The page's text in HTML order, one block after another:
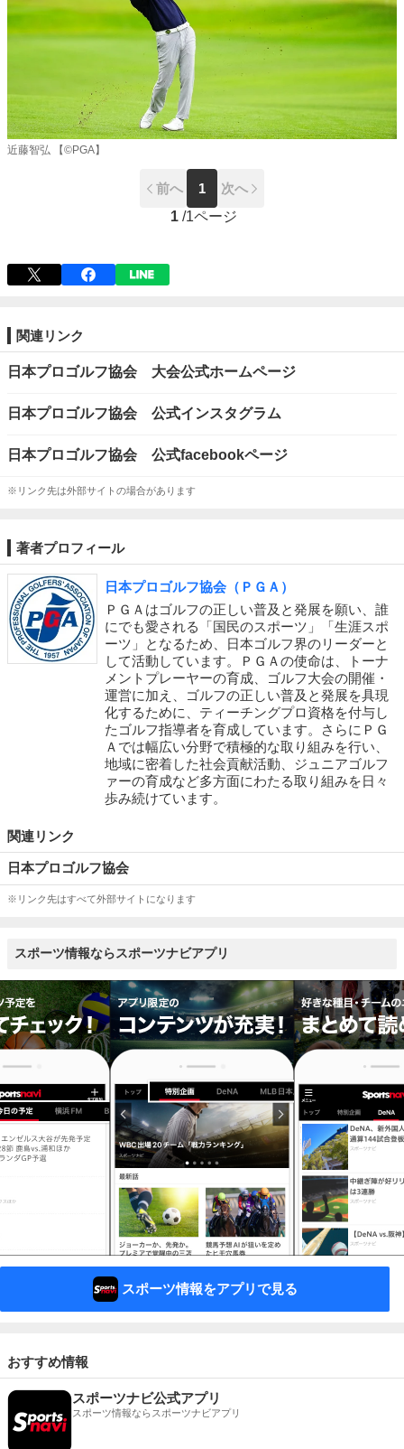
近藤智弘 【©PGA】
前へ 1
次へ
1 /1ページ
関連リンク
日本プロゴルフ協会 大会公式ホームページ
日本プロゴルフ協会 公式インスタグラム
日本プロゴルフ協会 公式facebookページ
※リンク先は外部サイトの場合があります
著者プロフィール
日本プロゴルフ協会（ＰＧＡ）
ＰＧＡはゴルフの正しい普及と発展を願い、誰
にでも愛される「国民のスポーツ」「生涯スポ
ーツ」となるため、日本ゴルフ界のリーダーと
して活動しています。ＰＧＡの使命は、トーナ
メントプレーヤーの育成、ゴルフ大会の開催・
運営に加え、ゴルフの正しい普及と発展を具現
化するために、ティーチングプロ資格を付与し
たゴルフ指導者を育成しています。さらにＰＧ
Ａでは幅広い分野で積極的な取り組みを行い、
地域に密着した社会貢献活動、ジュニアゴルフ
ァーの育成など多方面にわたる取り組みを日々
歩み続けています。
関連リンク
日本プロゴルフ協会
※リンク先はすべて外部サイトになります
スポーツ情報ならスポーツナビアプリ
スポーツ情報をアプリで見る
おすすめ情報
スポーツナビ公式アプリ
スポーツ情報ならスポーツナビアプリ